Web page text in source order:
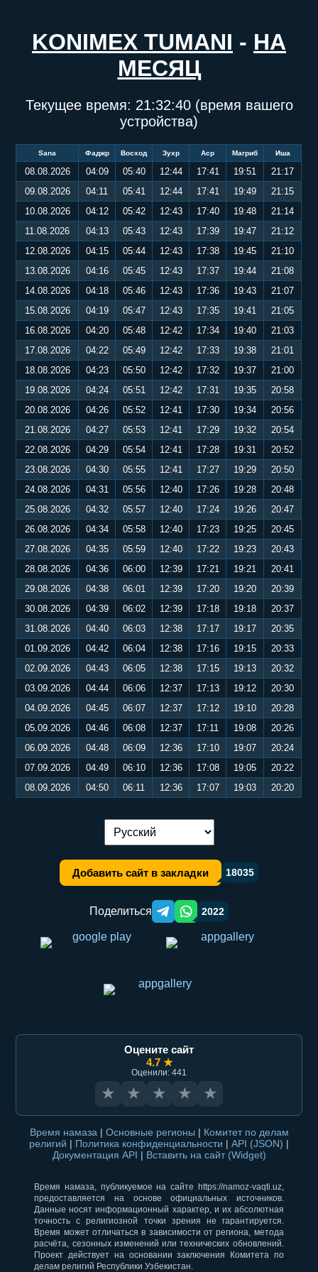
KONIMEX TUMANI - НА
МЕСЯЦ
Текущее время: 21:32:40(время вашего
устройства)
Sana Фаджр Восход Зухр Аср Магриб Иша
08.08.2026 04:09 05:40 12:44 17:41 19:51
21:17
09.08.2026
04:11 05:41 12:44 17:41 19:49
21:15
10.08.2026
04:12 05:42 12:43 17:40 19:48
21:14
11.08.2026
04:13 05:43 12:43 17:39 19:47
21:12
12.08.2026
04:15 05:44 12:43 17:38 19:45
21:10
13.08.2026
04:16 05:45 12:43 17:37 19:44
21:08
14.08.2026
04:18 05:46 12:43 17:36 19:43
21:07
15.08.2026
04:19 05:47 12:43 17:35 19:41
21:05
16.08.2026
04:20 05:48 12:42 17:34 19:40
21:03
17.08.2026
04:22 05:49 12:42 17:33 19:38
21:01
18.08.2026
04:23 05:50 12:42 17:32 19:37
21:00
19.08.2026
04:24 05:51 12:42 17:31 19:35
20:58
20.08.2026
04:26 05:52 12:41 17:30 19:34
20:56
21.08.2026
04:27 05:53 12:41 17:29 19:32
20:54
22.08.2026
04:29 05:54 12:41 17:28 19:31
20:52
23.08.2026
04:30 05:55 12:41 17:27 19:29
20:50
24.08.2026
04:31 05:56 12:40 17:26 19:28
20:48
25.08.2026
04:32 05:57 12:40 17:24 19:26
20:47
26.08.2026
04:34 05:58 12:40 17:23 19:25
20:45
27.08.2026
04:35 05:59 12:40 17:22 19:23
20:43
28.08.2026
04:36 06:00 12:39 17:21 19:21
20:41
29.08.2026
04:38 06:01 12:39 17:20 19:20
20:39
30.08.2026
04:39 06:02 12:39 17:18 19:18
20:37
31.08.2026
04:40 06:03 12:38 17:17 19:17
20:35
01.09.2026
04:42 06:04 12:38 17:16 19:15
20:33
02.09.2026
04:43 06:05 12:38 17:15 19:13
20:32
03.09.2026
04:44 06:06 12:37 17:13 19:12
20:30
04.09.2026
04:45 06:07 12:37 17:12 19:10
20:28
05.09.2026
04:46 06:08 12:37 17:11 19:08
20:26
06.09.2026
04:48 06:09 12:36 17:10 19:07
20:24
07.09.2026
04:49 06:10 12:36 17:08 19:05
20:22
08.09.2026
04:50 06:11 12:36 17:07 19:03 20:20
Переключение языка:
Добавить сайт в закладки 18035
Поделиться Telegram orqali ulashish
WhatsApp orqali ulashish
2022
Оцените сайт
4.7 ★
Оценили: 441
★ ★ ★ ★ ★
Время намаза | Основные регионы | Комитет по делам
религий | Политика конфиденциальности | API (JSON) |
Документация API | Вставить на сайт (Widget)
Время намаза, публикуемое на сайте https://namoz-vaqti.uz,
предоставляется на основе официальных источников.
Данные носят информационный характер, и их абсолютная
точность с религиозной точки зрения не гарантируется.
Время может отличаться в зависимости от региона, метода
расчёта, сезонных изменений или технических обновлений.
Проект действует на основании заключения Комитета по
делам религий Республики Узбекистан.